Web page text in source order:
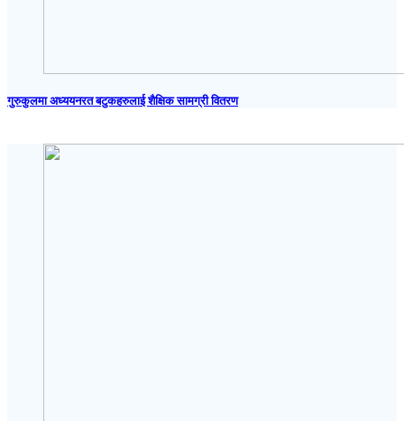
गुरुकुलमा अध्ययनरत बटुकहरुलाई शैक्षिक सामग्री वितरण